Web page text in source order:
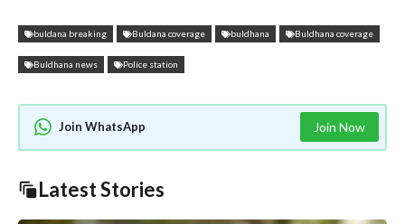
buldana breaking Buldana coverage buldhana Buldhana coverage
Buldhana news Police station
Join WhatsApp Join Now
Latest Stories